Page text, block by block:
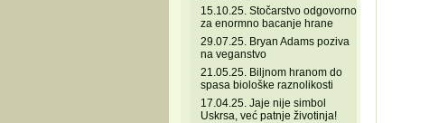
15.10.25. Stočarstvo odgovorno
za enormno bacanje hrane
29.07.25. Bryan Adams poziva
na veganstvo
21.05.25. Biljnom hranom do
spasa biološke raznolikosti
17.04.25. Jaje nije simbol
Uskrsa, već patnje životinja!